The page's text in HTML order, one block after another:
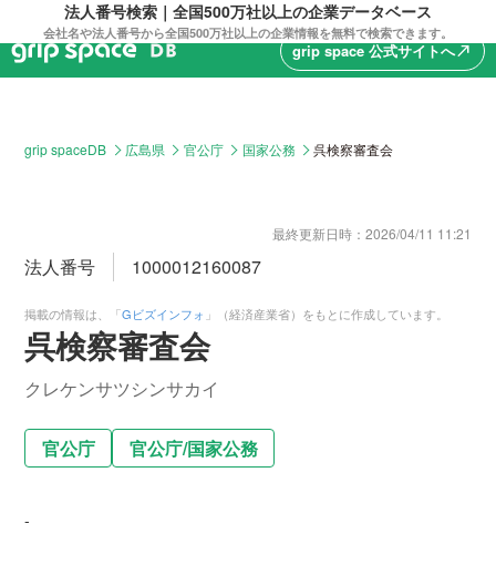
法人番号検索｜全国500万社以上の企業データベース
会社名や法人番号から全国500万社以上の企業情報を無料で検索できます。
grip space 公式サイトへnorth_east
grip spaceDB 広島県 官公庁 国家公務 呉検察審査会
最終更新日時： 2026/04/11 11:21
法人番号 1000012160087
掲載の情報は、「Gビズインフォ 」（経済産業省）をもとに作成しています。
呉検察審査会
クレケンサツシンサカイ
官公庁 官公庁/国家公務
-